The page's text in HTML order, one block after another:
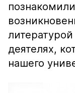
деятелях,
нашего